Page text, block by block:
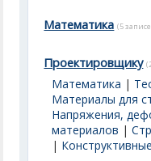
Математика (5
Проектировщику
Математика |
Материалы для
Напряжения,
материалов |
|